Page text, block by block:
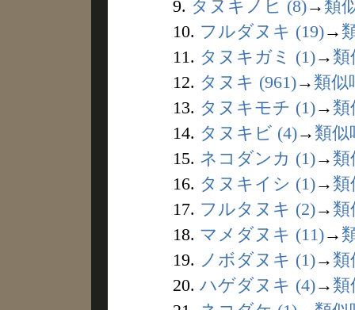
9. タヌキノヒ (8)→ 類
10. フルダヌキ (19)→
11. タヌキガミ (1)→ 類
12. タヌキ (961)→ 類似
13. タヌキモチ (1)→ 類
14. タヌキビ (4)→ 類似
15. ネコダンカ (1)→ 類
16. タヌキイシ (1)→ 類
17. フルタヌキ (2)→ 類
18. マメダヌキ (11)→
19. ノボダヌキ (1)→ 類
20. ハゲダヌキ (4)→ 類